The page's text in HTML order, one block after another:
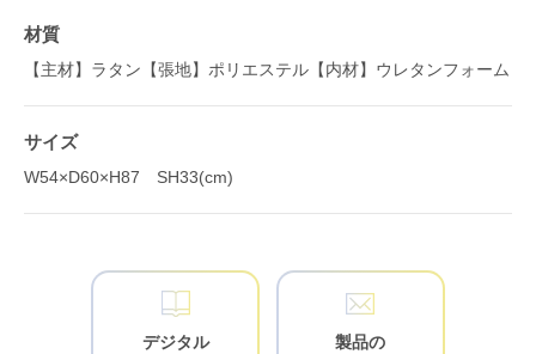
材質
【主材】ラタン【張地】ポリエステル【内材】ウレタンフォーム
サイズ
W54×D60×H87 SH33(cm)
デジタル
製品の